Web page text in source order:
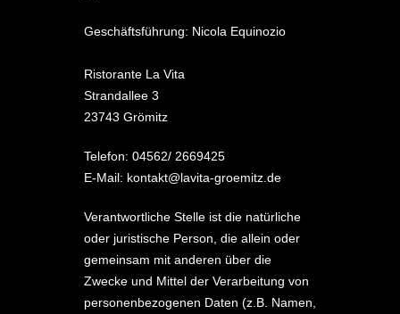
Geschäftsführung: Nicola Equinozio
Ristorante La Vita
Strandallee 3
23743 Grömitz
Telefon: 04562/ 2669425
E-Mail: kontakt@lavita-groemitz.de
Verantwortliche Stelle ist die natürliche
oder juristische Person, die allein oder
gemeinsam mit anderen über die
Zwecke und Mittel der Verarbeitung von
personenbezogenen Daten (z.B. Namen,